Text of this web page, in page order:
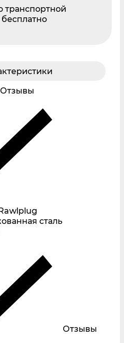
транспортной
Отзывы
сталь
Отзывы